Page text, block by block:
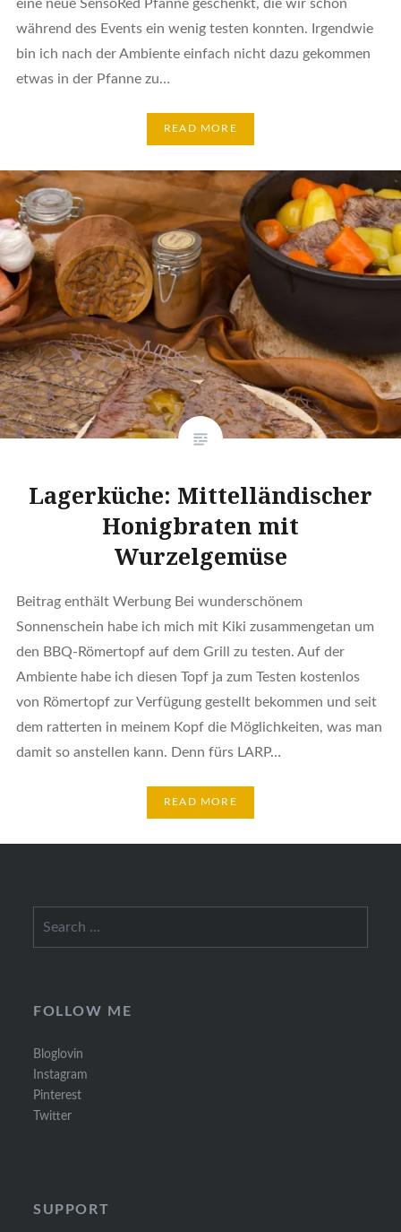
eine neue SensoRed Pfanne geschenkt, die wir schon
während des Events ein wenig testen konnten. Irgendwie
bin ich nach der Ambiente einfach nicht dazu gekommen
etwas in der Pfanne zu…
READ MORE
Lagerküche: Mittelländischer
Honigbraten mit
Wurzelgemüse
Beitrag enthält Werbung Bei wunderschönem
Sonnenschein habe ich mich mit Kiki zusammengetan um
den BBQ‑Römertopf auf dem Grill zu testen. Auf der
Ambiente habe ich diesen Topf ja zum Testen kostenlos
von Römertopf zur Verfügung gestellt bekommen und seit
dem ratterten in meinem Kopf die Möglichkeiten, was man
damit so anstellen kann. Denn fürs LARP…
READ MORE
FOLLOW ME
Bloglovin
Instagram
Pinterest
Twitter
SUPPORT